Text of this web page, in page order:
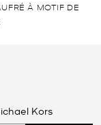
À MOTIF DE
Kors